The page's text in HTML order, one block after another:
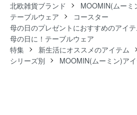
北欧雑貨ブランド
MOOMIN(ムーミ
テーブルウェア
コースター
母の日のプレゼントにおすすめのアイ
母の日に！テーブルウェア
特集
新生活にオススメのアイテム
シリーズ別
MOOMIN(ムーミン)ア